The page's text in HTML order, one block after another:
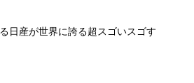
日産が世界に誇る超スゴいスゴす